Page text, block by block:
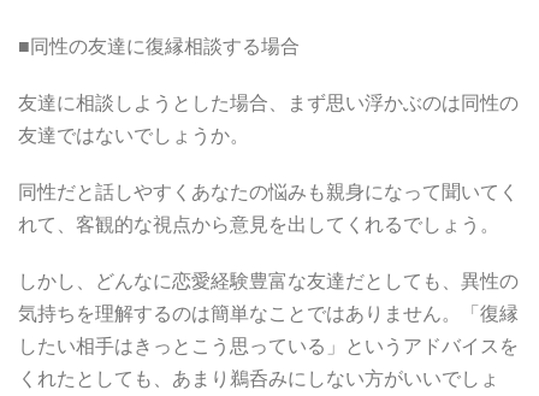
■同性の友達に復縁相談する場合
友達に相談しようとした場合、まず思い浮かぶのは同性の
友達ではないでしょうか。
同性だと話しやすくあなたの悩みも親身になって聞いてく
れて、客観的な視点から意見を出してくれるでしょう。
しかし、どんなに恋愛経験豊富な友達だとしても、異性の
気持ちを理解するのは簡単なことではありません。「復縁
したい相手はきっとこう思っている」というアドバイスを
くれたとしても、あまり鵜呑みにしない方がいいでしょ